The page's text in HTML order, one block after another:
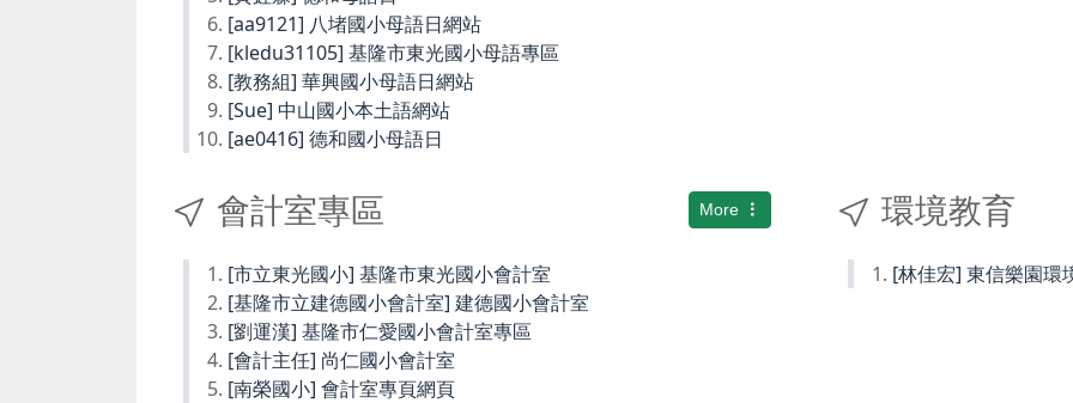
[aa9121] 八堵國小母語日網站
[kledu31105] 基隆市東光國小母語專區
[教務組] 華興國小母語日網站
[Sue] 中山國小本土語網站
[ae0416] 德和國小母語日
More
會計室專區
[市立東光國小] 基隆市東光國小會計室
[基隆市立建德國小會計室] 建德國小會計室
[劉運漢] 基隆市仁愛國小會計室專區
[會計主任] 尚仁國小會計室
[南榮國小] 會計室專頁網頁
環境教育
[林佳宏] 東信樂園環